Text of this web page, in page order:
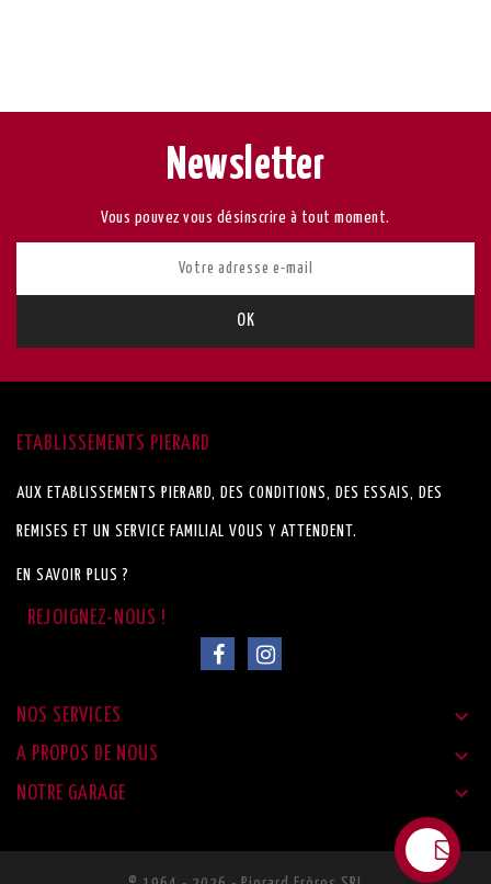
Newsletter
Vous pouvez vous désinscrire à tout moment.
ETABLISSEMENTS PIERARD
AUX ETABLISSEMENTS PIERARD, DES CONDITIONS, DES ESSAIS, DES
REMISES ET UN SERVICE FAMILIAL VOUS Y ATTENDENT.
EN SAVOIR PLUS ?
NOS SERVICES 
A PROPOS DE NOUS 
NOTRE GARAGE 